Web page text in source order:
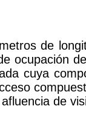
de
ocupación
cuya
afluencia de